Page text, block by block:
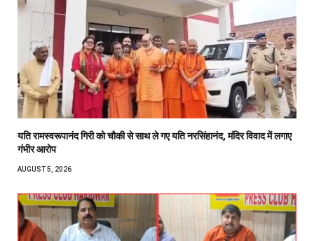
यति रामस्वरूपानंद गिरी को चौकी से साथ ले गए यति नरसिंहानंद, मंदिर विवाद में लगाए
गंभीर आरोप
AUGUST 5, 2026